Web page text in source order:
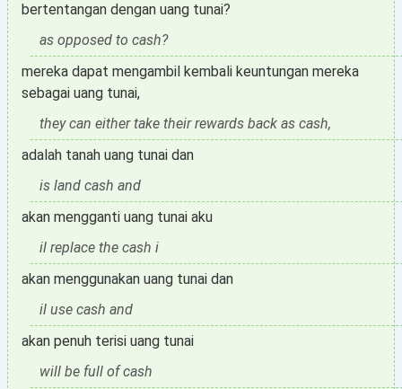
bertentangan dengan uang tunai?
as opposed to cash?
mereka dapat mengambil kembali keuntungan mereka
sebagai uang tunai,
they can either take their rewards back as cash,
adalah tanah uang tunai dan
is land cash and
akan mengganti uang tunai aku
il replace the cash i
akan menggunakan uang tunai dan
il use cash and
akan penuh terisi uang tunai
will be full of cash